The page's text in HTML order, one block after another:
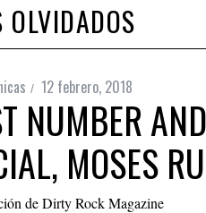
OLVIDADOS
12 febrero, 2018
NUMBER
MOSES
de Dirty Rock Magazine